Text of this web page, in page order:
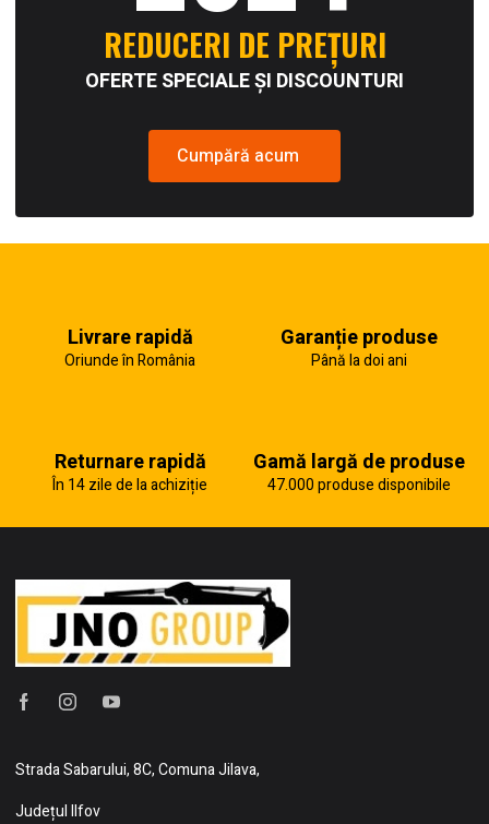
REDUCERI DE PREȚURI
OFERTE SPECIALE ȘI DISCOUNTURI
Cumpără acum
Livrare rapidă
Oriunde în România
Garanție produse
Până la doi ani
Returnare rapidă
În 14 zile de la achiziție
Gamă largă de produse
47.000 produse disponibile
Strada Sabarului, 8C, Comuna Jilava,
Județul Ilfov